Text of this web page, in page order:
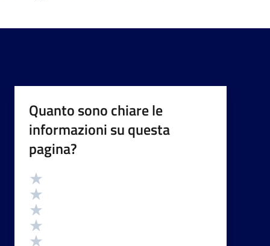
Quanto sono chiare le
informazioni su questa
pagina?
Valutazione